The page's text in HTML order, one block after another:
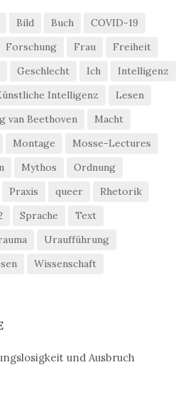
Bild Buch
COVID-19
Forschung Frau
Freiheit
Geschlecht Ich
Intelligenz
Intelligenz
Lesen
van Beethoven
Macht
Montage
Mosse-Lectures
Mythos
Ordnung
Praxis queer
Rhetorik
Sprache
Text
Uraufführung
Wissenschaft
und Ausbruch